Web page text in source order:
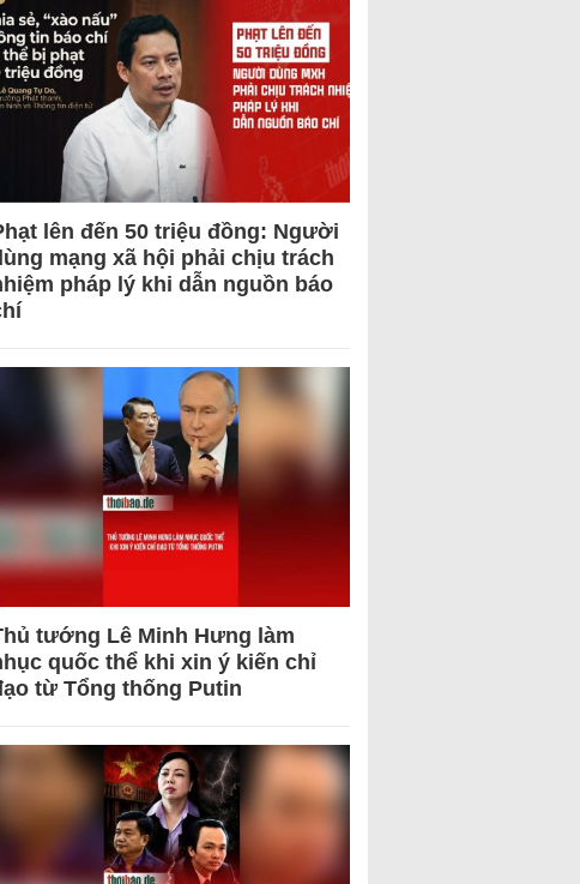
lên đến 50 triệu đồng: Người
mạng xã hội phải chịu trách
pháp lý khi dẫn nguồn báo
tướng Lê Minh Hưng làm
quốc thể khi xin ý kiến chỉ
từ Tổng thống Putin